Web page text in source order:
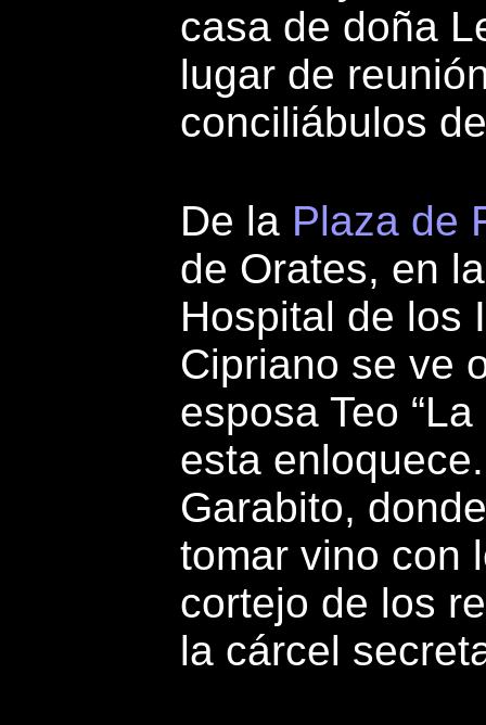
casa de doña
lugar de
conciliábulos
De la Plaza de
de Orates, en
Hospital de los
Cipriano se ve
esposa Teo
esta
Garabito,
tomar vino con
cortejo de los
la cárcel